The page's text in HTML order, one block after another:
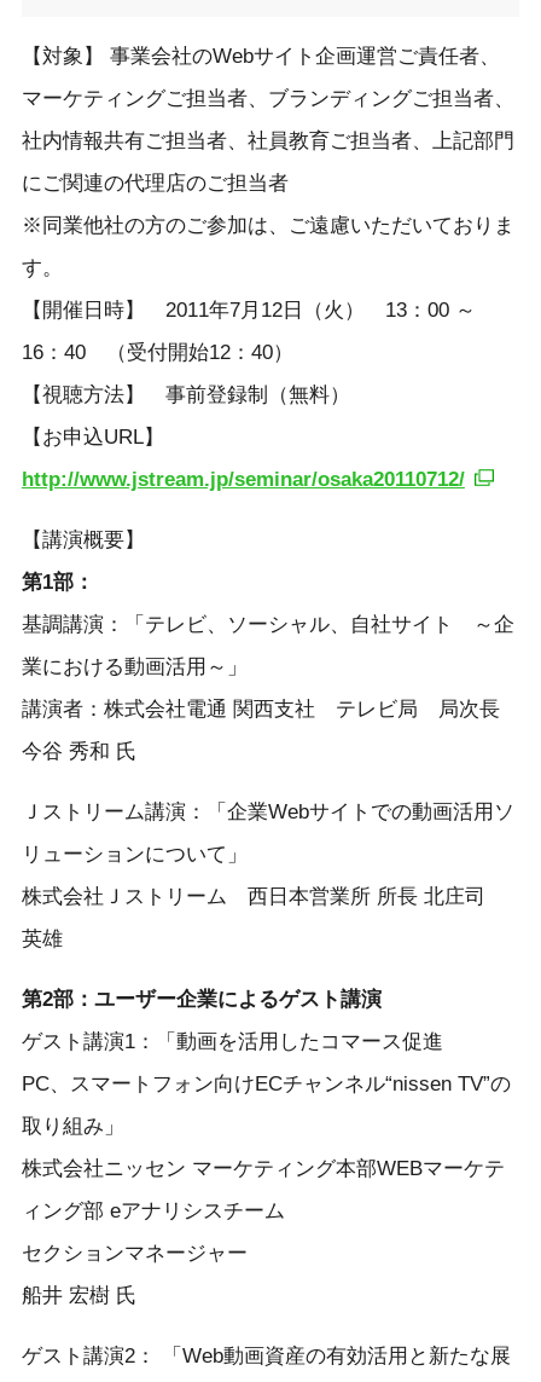
【対象】 事業会社のWebサイト企画運営ご責任者、
マーケティングご担当者、ブランディングご担当者、
社内情報共有ご担当者、社員教育ご担当者、上記部門
にご関連の代理店のご担当者
※同業他社の方のご参加は、ご遠慮いただいておりま
す。
【開催日時】 2011年7月12日（火） 13：00 ～
16：40 （受付開始12：40）
【視聴方法】 事前登録制（無料）
【お申込URL】
http://www.jstream.jp/seminar/osaka20110712/
【講演概要】
第1部：
基調講演：「テレビ、ソーシャル、自社サイト ～企
業における動画活用～」
講演者：株式会社電通 関西支社 テレビ局 局次長
今谷 秀和 氏
Ｊストリーム講演：「企業Webサイトでの動画活用ソ
リューションについて」
株式会社Ｊストリーム 西日本営業所 所長 北庄司
英雄
第2部：ユーザー企業によるゲスト講演
ゲスト講演1：「動画を活用したコマース促進
PC、スマートフォン向けECチャンネル“nissen TV”の
取り組み」
株式会社ニッセン マーケティング本部WEBマーケテ
ィング部 eアナリシスチーム
セクションマネージャー
船井 宏樹 氏
ゲスト講演2： 「Web動画資産の有効活用と新たな展